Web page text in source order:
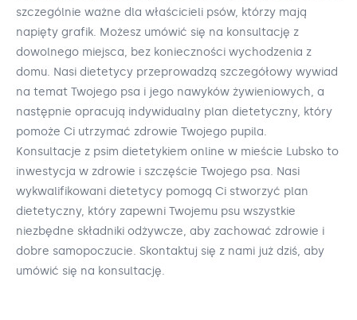
szczególnie ważne dla właścicieli psów, którzy mają
napięty grafik. Możesz umówić się na konsultację z
dowolnego miejsca, bez konieczności wychodzenia z
domu. Nasi dietetycy przeprowadzą szczegółowy wywiad
na temat Twojego psa i jego nawyków żywieniowych, a
następnie opracują indywidualny plan dietetyczny, który
pomoże Ci utrzymać zdrowie Twojego pupila.
Konsultacje z psim dietetykiem online w mieście Lubsko to
inwestycja w zdrowie i szczęście Twojego psa. Nasi
wykwalifikowani dietetycy pomogą Ci stworzyć plan
dietetyczny, który zapewni Twojemu psu wszystkie
niezbędne składniki odżywcze, aby zachować zdrowie i
dobre samopoczucie. Skontaktuj się z nami już dziś, aby
umówić się na konsultację.